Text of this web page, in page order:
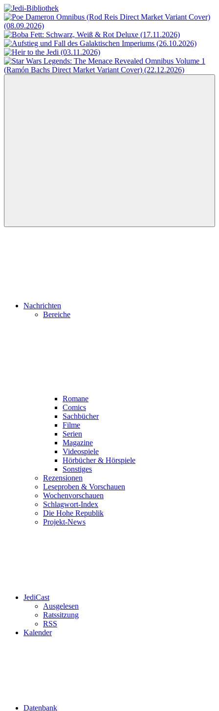
Zum
Inhalt
springen
Jedi-
Bibliothek
Das
Portal
für
Star
Wars-
Literatur
Nachrichten
Bereiche
Romane
Comics
Sachbücher
Filme
Serien
Magazine
Videospiele
Hörbücher & Hörspiele
Sonstiges
Rezensionen
Leseproben & Vorschauen
Wochenvorschauen
Schlagwort-Index
Die Hohe Republik
Projekt-News
JediCast
Ausgelesen
Ratssitzung
RSS
Kalender
Datenbank